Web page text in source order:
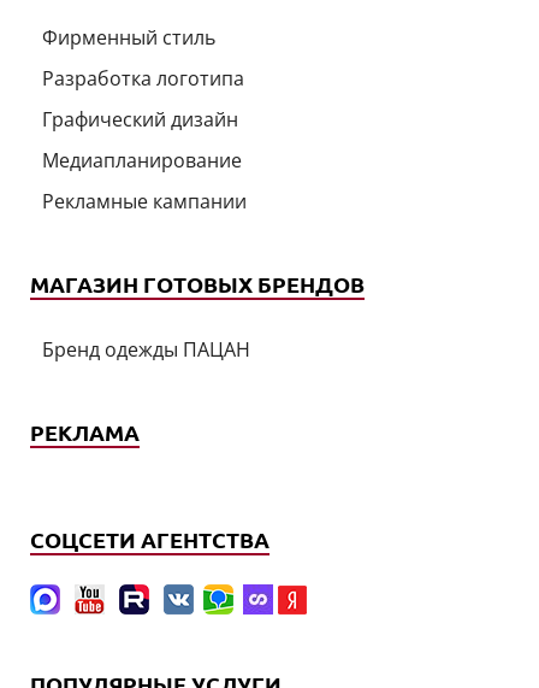
Фирменный стиль
Разработка логотипа
Графический дизайн
Медиапланирование
Рекламные кампании
МАГАЗИН ГОТОВЫХ БРЕНДОВ
Бренд одежды ПАЦАН
РЕКЛАМА
СОЦСЕТИ АГЕНТСТВА